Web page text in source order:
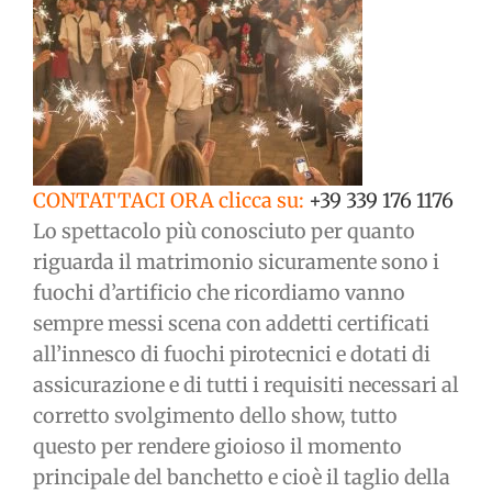
CONTATTACI ORA clicca su: +39 339 176 1176
Lo spettacolo più conosciuto per quanto
riguarda il matrimonio sicuramente sono i
fuochi d’artificio che ricordiamo vanno
sempre messi scena con addetti certificati
all’innesco di fuochi pirotecnici e dotati di
assicurazione e di tutti i requisiti necessari al
corretto svolgimento dello show, tutto
questo per rendere gioioso il momento
principale del banchetto e cioè il taglio della